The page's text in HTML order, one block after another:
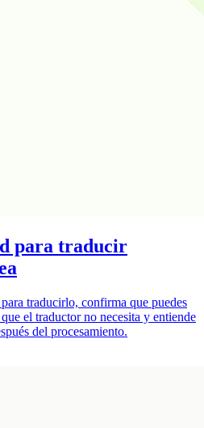
para traducir
traducirlo, confirma que puedes
el traductor no necesita y entiende
del procesamiento.